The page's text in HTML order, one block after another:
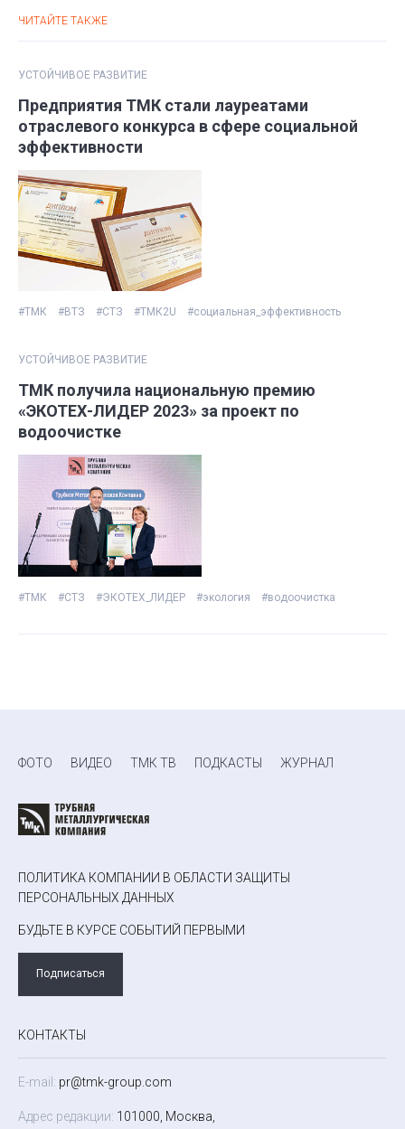
ЧИТАЙТЕ ТАКЖЕ
УСТОЙЧИВОЕ РАЗВИТИЕ
Предприятия ТМК стали лауреатами
отраслевого конкурса в сфере социальной
эффективности
#ТМК #ВТЗ #СТЗ #ТМК2U #социальная_эффективность
УСТОЙЧИВОЕ РАЗВИТИЕ
ТМК получила национальную премию
«ЭКОТЕХ-ЛИДЕР 2023» за проект по
водоочистке
#ТМК #СТЗ #ЭКОТЕХ_ЛИДЕР #экология #водоочистка
ФОТО ВИДЕО ТМК ТВ ПОДКАСТЫ ЖУРНАЛ
ПОЛИТИКА КОМПАНИИ В ОБЛАСТИ ЗАЩИТЫ
ПЕРСОНАЛЬНЫХ ДАННЫХ
БУДЬТЕ В КУРСЕ СОБЫТИЙ ПЕРВЫМИ
Подписаться
КОНТАКТЫ
E-mail: pr@tmk-group.com
Адрес редакции: 101000, Москва,